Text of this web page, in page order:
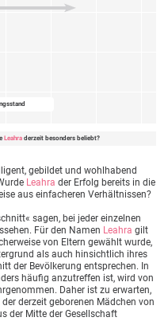
Leahra derzeit besonders beliebt?
gebildet und wohlhabend
Leahra der Erfolg bereits in die
aus einfacheren Verhältnissen?
sagen, bei jeder einzelnen
Für den Namen Leahra gilt
von Eltern gewählt wurde,
als auch hinsichtlich ihres
der Bevölkerung entsprechen. In
häufig anzutreffen ist, wird von
Daher ist zu erwarten,
derzeit geborenen Mädchen von
der Mitte der Gesellschaft